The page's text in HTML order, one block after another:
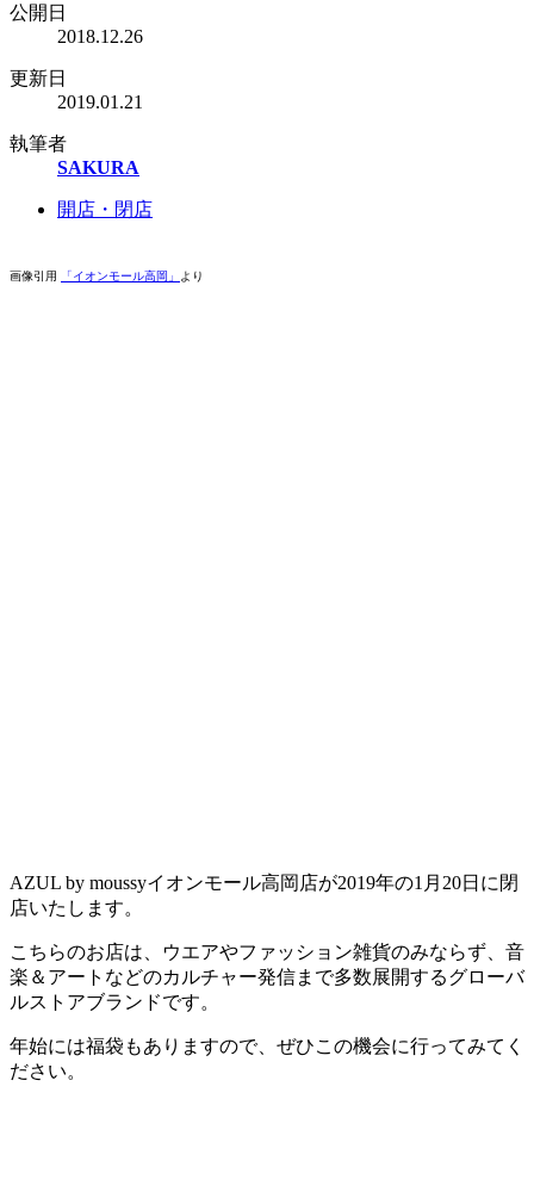
公開日
2018.12.26
更新日
2019.01.21
執筆者
SAKURA
開店・閉店
画像引用 「イオンモール高岡」 より
AZUL by moussyイオンモール高岡店が2019年の1月20日に閉
店いたします。
こちらのお店は、ウエアやファッション雑貨のみならず、音
楽＆アートなどのカルチャー発信まで多数展開するグローバ
ルストアブランドです。
年始には福袋もありますので、ぜひこの機会に行ってみてく
ださい。